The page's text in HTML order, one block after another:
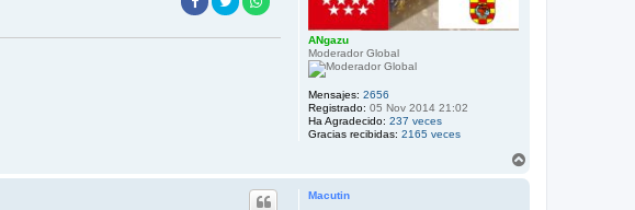
ANgazu
Moderador Global
Mensajes: 2656
Registrado: 05 Nov 2014 21:02
Ha Agradecido: 237 veces
Gracias recibidas: 2165 veces
Macutin